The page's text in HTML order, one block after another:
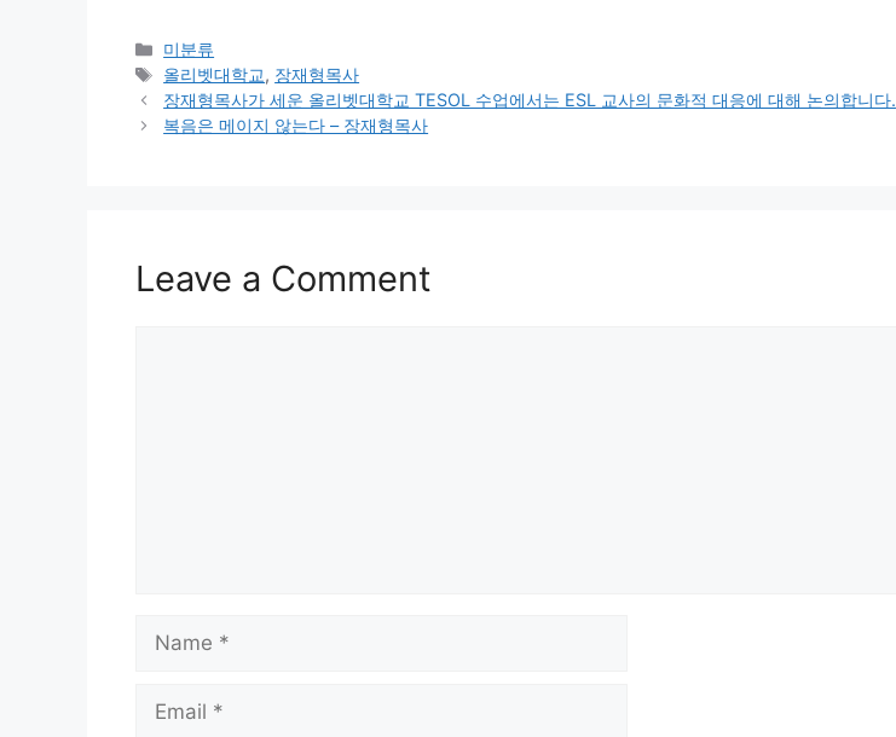
Categories
미분류
Tags
올리벳대학교, 장재형목사
장재형목사가 세운 올리벳대학교 TESOL 수업에서는 ESL 교사의 문화적 대응에 대해 논의합니다.
복음은 메이지 않는다 – 장재형목사
Leave a Comment
Name
Email